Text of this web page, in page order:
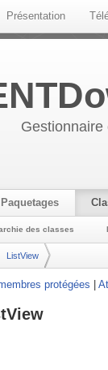
Présentation
Paquetages
des classes
ListView
protégées